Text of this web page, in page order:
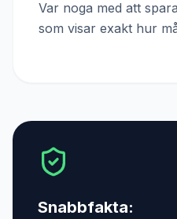
Var noga med att
som visar exakt hur
Snabbfakta: